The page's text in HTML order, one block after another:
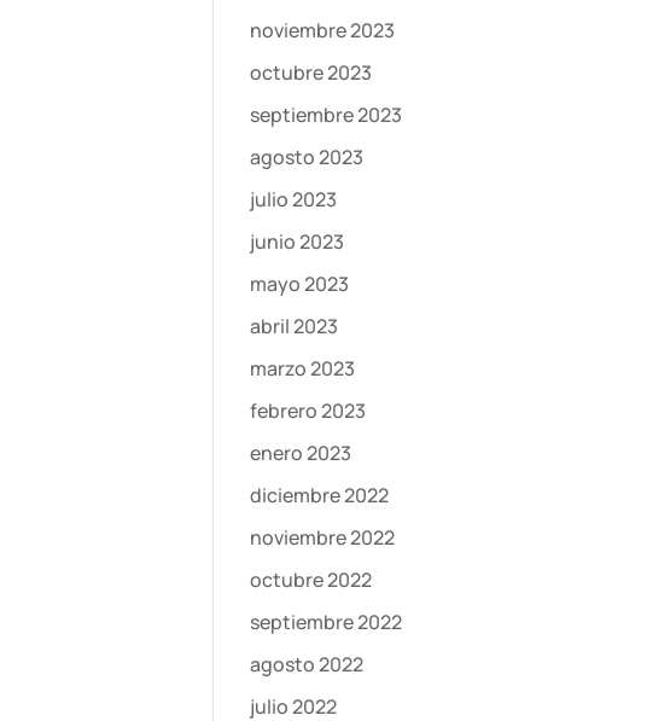
noviembre 2023
octubre 2023
septiembre 2023
agosto 2023
julio 2023
junio 2023
mayo 2023
abril 2023
marzo 2023
febrero 2023
enero 2023
diciembre 2022
noviembre 2022
octubre 2022
septiembre 2022
agosto 2022
julio 2022